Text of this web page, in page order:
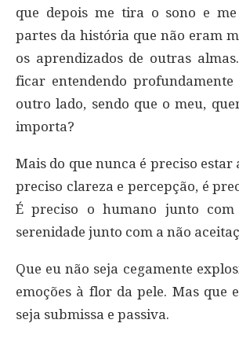
que depois me tira o sono e
partes da história que não eram
os aprendizados de outras
ficar entendendo
outro lado, sendo que o meu,
importa?
Mais do que nunca é preciso estar
preciso clareza e percepção, é
É preciso o humano junto
serenidade junto com a não
Que eu não seja cegamente
emoções à flor da pele. Mas que
seja submissa e passiva.